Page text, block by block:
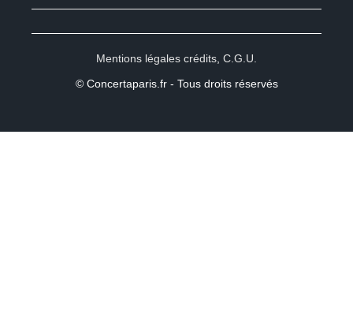
Mentions légales crédits C.G.U.
© Concertaparis.fr - Tous droits réservés